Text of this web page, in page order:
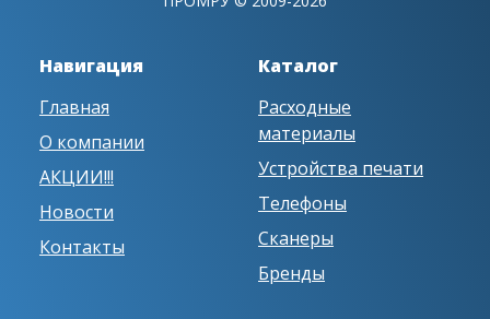
Навигация
Главная
О компании
АКЦИИ!!!
Новости
Контакты
Каталог
Расходные
материалы
Устройства печати
Телефоны
Сканеры
Бренды